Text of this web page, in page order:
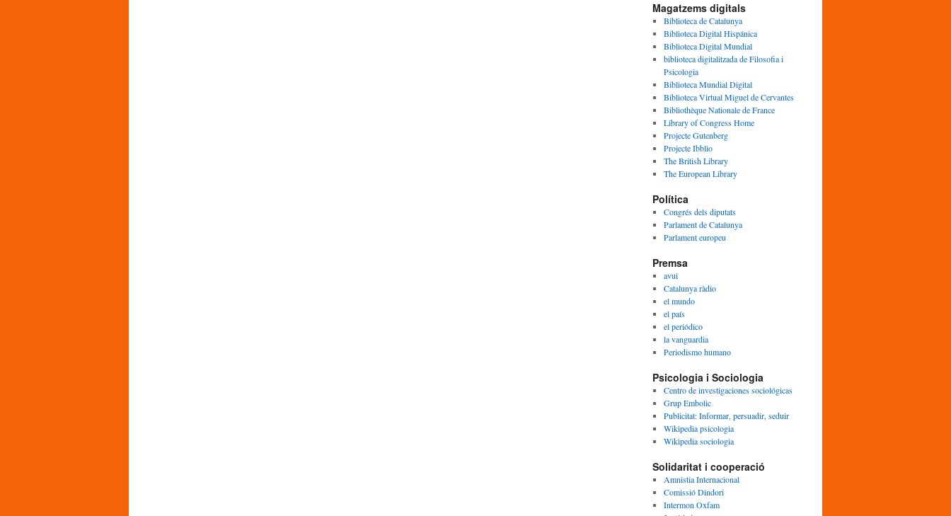
Magatzems digitals
Biblioteca de Catalunya
Biblioteca Digital Hispánica
Biblioteca Digital Mundial
biblioteca digitalitzada de Filosofia i
Psicologia
Biblioteca Mundial Digital
Biblioteca Virtual Miguel de Cervantes
Bibliothèque Nationale de France
Library of Congress Home
Projecte Gutenberg
Projecte Ibblio
The British Library
The European Library
Política
Congrés dels diputats
Parlament de Catalunya
Parlament europeu
Premsa
avui
Catalunya ràdio
el mundo
el país
el periódico
la vanguardia
Periodismo humano
Psicologia i Sociologia
Centro de investigaciones sociológicas
Grup Embolic
Publicitat: Informar, persuadir, seduir
Wikipedia psicologia
Wikipedia sociologia
Solidaritat i cooperació
Amnistia Internacional
Comissió Dindori
Intermon Oxfam